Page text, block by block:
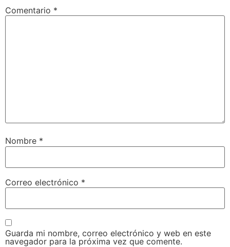
Comentario *
Nombre *
Correo electrónico *
Guarda mi nombre, correo electrónico y web en este
navegador para la próxima vez que comente.